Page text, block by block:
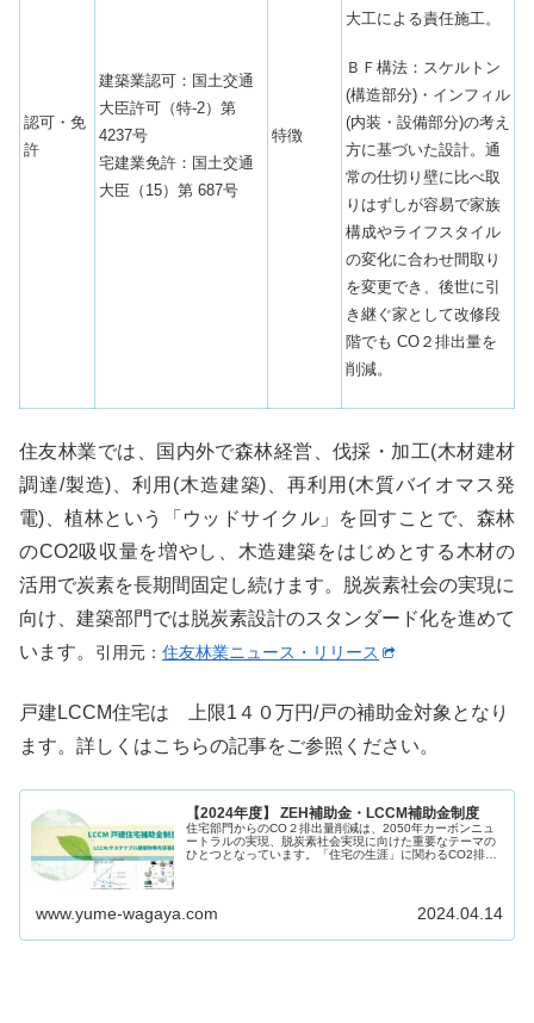
認可・免
許
建築業認可：国土交通
大臣許可（特-2）第
4237号
宅建業免許：国土交通
大臣（15）第 687号
特徴
大工による責任施工。
ＢＦ構法：スケルトン
(構造部分)・インフィル
(内装・設備部分)の考え
方に基づいた設計。通
常の仕切り壁に⽐べ取
りはずしが容易で家族
構成やライフスタイル
の変化に合わせ間取り
を変更でき、後世に引
き継ぐ家として改修段
階でも CO２排出量を
削減。
住友林業では、国内外で森林経営、伐採・加工(木材建材
調達/製造)、利用(木造建築)、再利用(木質バイオマス発
電)、植林という「ウッドサイクル」を回すことで、森林
のCO2吸収量を増やし、木造建築をはじめとする木材の
活用で炭素を長期間固定し続けます。脱炭素社会の実現に
向け、建築部門では脱炭素設計のスタンダード化を進めて
います。 引用元： 住友林業ニュース・リリース
戸建LCCM住宅は 上限1４０万円/戸の補助金対象となり
ます。詳しくはこちらの記事をご参照ください。
【2024年度】 ZEH補助金・LCCM補助金制度
住宅部門からのCO２排出量削減は、2050年カーボンニュ
ートラルの実現、脱炭素社会実現に向けた重要なテーマの
ひとつとなっています。「住宅の生涯」に関わるCO2排出
www.yume-wagaya.com 2024.04.14